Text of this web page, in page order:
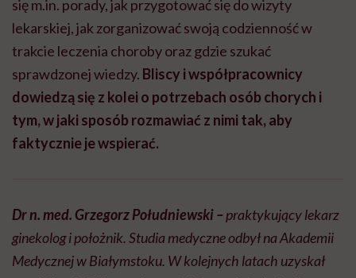
się m.in. porady, jak przygotować się do wizyty
lekarskiej, jak zorganizować swoją codzienność w
trakcie leczenia choroby oraz gdzie szukać
sprawdzonej wiedzy. Bliscy i współpracownicy
dowiedzą się z kolei o potrzebach osób chorych i
tym, w jaki sposób rozmawiać z nimi tak, aby
faktycznie je wspierać.
Dr n. med. Grzegorz Południewski – praktykujący lekarz
ginekolog i położnik. Studia medyczne odbył na Akademii
Medycznej w Białymstoku. W kolejnych latach uzyskał